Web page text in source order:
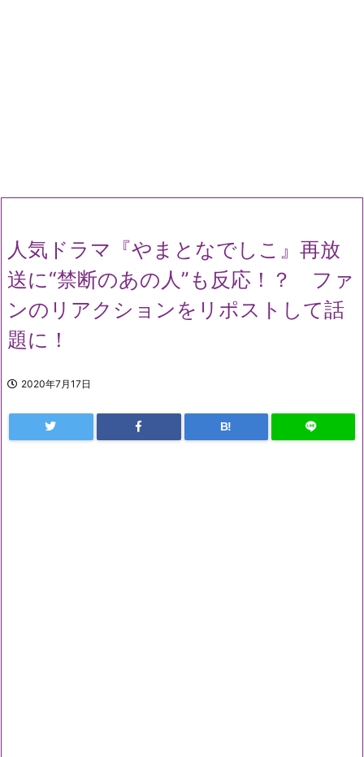
人気ドラマ『やまとなでしこ』再放
送に“禁断のあの人”も反応！？ ファ
ンのリアクションをリポストして話
題に！
2020年7月17日
B!